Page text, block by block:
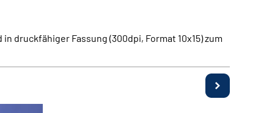
druckfähiger Fassung (300dpi, Format 10x15) zum